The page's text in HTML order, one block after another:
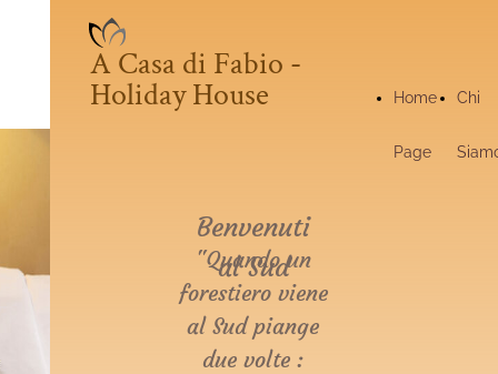
Home
Page
Chi
A Casa di Fabio -
Holiday House
Benvenuti
al Sud
"Quando un
forestiero viene
al Sud piange
due volte :